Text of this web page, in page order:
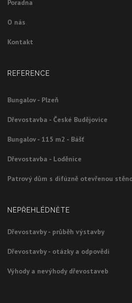
Poradna
O nás
Kontakt
REFERENCE
Bungalov - Plzeň
Dřevostavba - České Budějovice
Bungalov - 115 m2 - Bášť
Dřevostavba - Loděnice
Patrový dům s difúzně otevřenou
NEPŘEHLÉDNĚTE
Dřevostavby - průběh výstavby
Dřevostavby - otázky a odpovědi
Výhody a nevýhody dřevostaveb